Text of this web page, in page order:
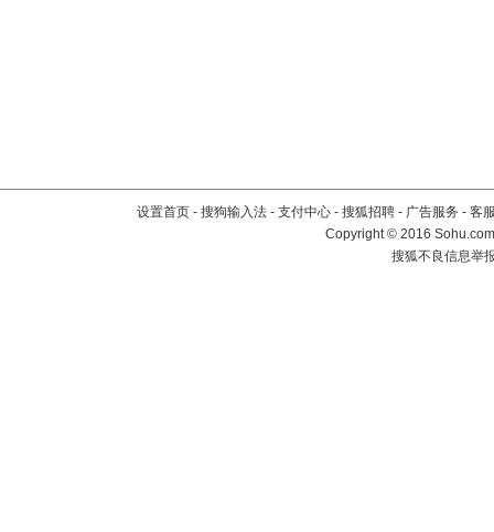
设置首页 - 搜狗输入法 - 支付中心 - 搜狐招聘 - 广告服务 - 客
Copyright©2016
搜狐不良信息举